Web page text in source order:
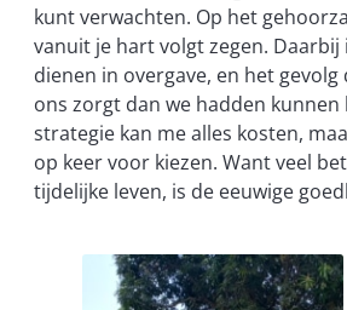
kunt verwachten. Op het
vanuit je hart volgt zegen. Daarbij
dienen in overgave, en het
ons zorgt dan we hadden kunnen
strategie kan me alles kosten,
op keer voor kiezen. Want veel
tijdelijke leven, is de eeuwige